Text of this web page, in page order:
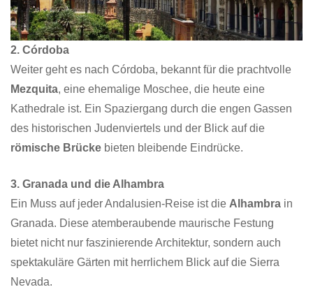
2. Córdoba
Weiter geht es nach Córdoba, bekannt für die prachtvolle
Mezquita, eine ehemalige Moschee, die heute eine
Kathedrale ist. Ein Spaziergang durch die engen Gassen
des historischen Judenviertels und der Blick auf die
römische Brücke bieten bleibende Eindrücke.
3. Granada und die Alhambra
Ein Muss auf jeder Andalusien-Reise ist die Alhambra in
Granada. Diese atemberaubende maurische Festung
bietet nicht nur faszinierende Architektur, sondern auch
spektakuläre Gärten mit herrlichem Blick auf die Sierra
Nevada.